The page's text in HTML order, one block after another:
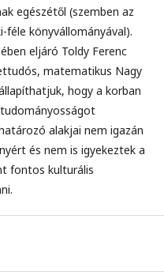
egészétől (szemben az
féle könyvállományával).
eljáró Toldy Ferenc
matematikus Nagy
hogy a korban
alakjai nem igazán
és nem is igyekeztek a
fontos kulturális